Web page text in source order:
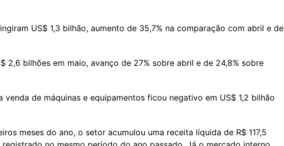
US$ 1,3 bilhão, aumento de 35,7% na comparação com abril e de
2,6 bilhões em maio, avanço de 27% sobre abril e de 24,8% sobre
venda de máquinas e equipamentos ficou negativo em US$ 1,2 bilhão
meses do ano, o setor acumulou uma receita líquida de R$ 117,5